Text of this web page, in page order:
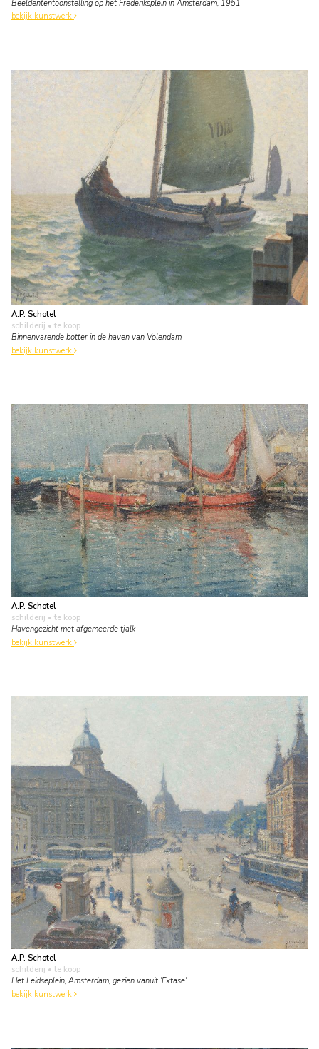
Beeldententoonstelling op het Frederiksplein in Amsterdam, 1951
bekijk kunstwerk
A.P. Schotel
schilderij • te koop
Binnenvarende botter in de haven van Volendam
bekijk kunstwerk
A.P. Schotel
schilderij • te koop
Havengezicht met afgemeerde tjalk
bekijk kunstwerk
A.P. Schotel
schilderij • te koop
Het Leidseplein, Amsterdam, gezien vanuit 'Extase'
bekijk kunstwerk